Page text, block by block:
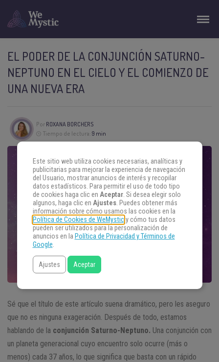
EL PODER DE LA CONJUNCIÓN SATURNO-
NEPTUNO EN EL CIELO Y EL COMIENZO DE
UNA NUEVA ERA
Por ROXANA BORCHERS
Tiempo de lectura: 9 min
Sé que el título de este artículo suena dramático, pero les aseguro
que no es ninguna exageración. Después de todo, estamos
hablando de la conjunción Saturno-Neptuno. Una conjunción con
un planeta generacional cuyo encuentro solo ocurre (más o
menos) cada 37 años, lo que significa que basta con un rápido
Este sitio web utiliza cookies necesarias, analíticas y
publicitarias para mejorar la experiencia de navegación
del Usuario, mostrar anuncios de interés y recopilar
datos estadísticos. Para permitir el uso de todo tipo
de cookies haga clic en Aceptar. Si desea elegir solo
algunos, haga clic en Ajustes. Puedes obtener más
información sobre cómo usamos las cookies en la
Política de Cookies de WeMysticy cómo tus datos
pueden ser utilizados para la personalización de
anuncios en la Política de Privacidad y Términos de
Google.
Ajustes Aceptar